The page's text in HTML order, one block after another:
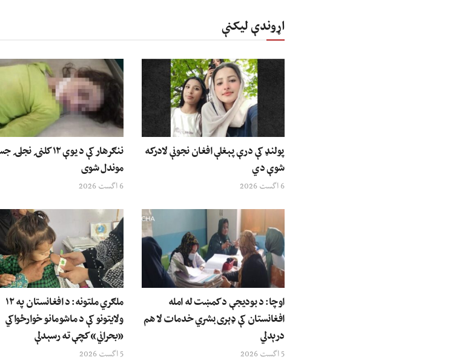
اړوندې لیکنې
پولنډ کې درې پېغلې افغان نجونې لادرکه
شوې دي
6 اگست 2026
ننګرهار کې د یوې ۱۲ کلنۍ
موندل شوی
6 اگست 2026
اوچا: د بودیجې د کمښت له امله
افغانستان کې ډېری بشري خدمات لا هم
درېدلي
5 اگست 2026
ملګري ملتونه: د افغانستان په ۱۲
ولایتونو کې د ماشومانو خوارځواکي
«بحراني» کچې ته رسېدلې
5 اگست 2026